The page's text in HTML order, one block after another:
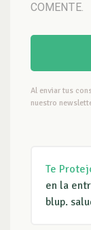
COMENTE.
Al enviar tus
nuestro
Te
en la
blup.